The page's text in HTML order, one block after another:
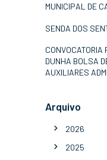
MUNICIPAL DE
SENDA DOS
CONVOCATORIA
DUNHA BOLSA
AUXILIARES
Arquivo
2026
2025